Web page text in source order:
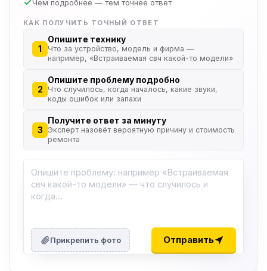
Чем подробнее — тем точнее ответ
КАК ПОЛУЧИТЬ ТОЧНЫЙ ОТВЕТ
1
Опишите технику
Что за устройство, модель и фирма —
например, «Встраиваемая свч какой-то модели»
2
Опишите проблему подробно
Что случилось, когда началось, какие звуки,
коды ошибок или запахи
3
Получите ответ за минуту
Эксперт назовёт вероятную причину и стоимость
ремонта
Прикрепить фото Отправить